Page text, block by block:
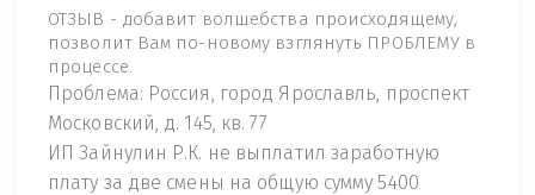
ОТЗЫВ - добавит волшебства происходящему,
позволит Вам по-новому взглянуть ПРОБЛЕМУ в
процессе.
Проблема: Россия, город Ярославль, проспект
Московский, д. 145, кв. 77
ИП Зайнулин Р.К. не выплатил заработную
плату за две смены на общую сумму 5400